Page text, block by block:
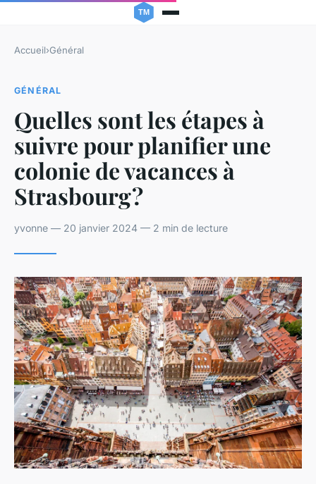
Accueil›Général
GÉNÉRAL
Quelles sont les étapes à
suivre pour planifier une
colonie de vacances à
Strasbourg ?
yvonne — 20 janvier 2024 — 2 min de lecture